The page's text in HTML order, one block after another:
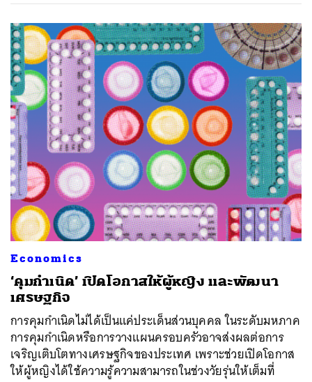
Economics
‘คุมกำเนิด’ เปิดโอกาสให้ผู้หญิง และพัฒนา
เศรษฐกิจ
การคุมกำเนิดไม่ได้เป็นแค่ประเด็นส่วนบุคคล ในระดับมหภาค
การคุมกำเนิดหรือการวางแผนครอบครัวอาจส่งผลต่อการ
เจริญเติบโตทางเศรษฐกิจของประเทศ เพราะช่วยเปิดโอกาส
ให้ผู้หญิงได้ใช้ความรู้ความสามารถในช่วงวัยรุ่นให้เต็มที่